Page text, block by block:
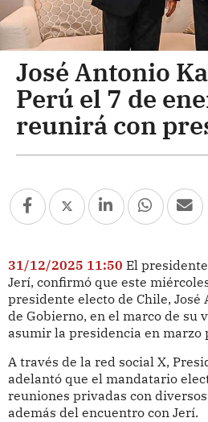
José Antonio
Perú el 7 de
reunirá con
31/12/2025 11:50 El
Jerí, confirmó que este
presidente electo de Chile, José
de Gobierno, en el marco de su
asumir la presidencia en marzo
A través de la red social X,
adelantó que el mandatario
reuniones privadas con
además del encuentro con Jerí.